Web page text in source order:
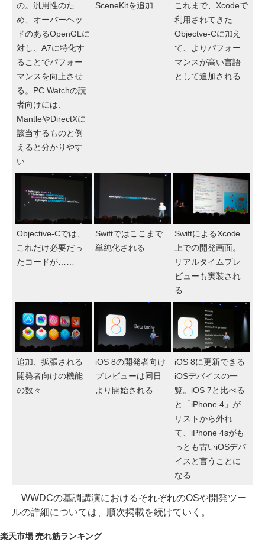
の。汎用性のた
め、オーバーヘッ
ドのあるOpenGLに
対し、A7に特化す
ることでパフォー
マンスを向上させ
る。PC Watchの読
者向けには、
MantleやDirectXに
該当するものと例
えると分かりやす
い
SceneKitを追加
これまで、Xcodeで
利用されてきた
Objectve-Cに加え
て、よりパフォー
マンスが高い言語
として追加される
Objective-Cでは、
これだけ必要だっ
たコードが……
Swiftではここまで
単純化される
SwiftによるXcode
上での開発画面。
リアルタイムプレ
ビューも実装され
る
追加、拡張される
開発者向けの機能
の数々
iOS 8の開発者向け
プレビューは同日
より開始される
iOS 8に更新できる
iOSデバイスの一
覧。iOS 7と比べる
と「iPhone 4」が
リストから外れ
て、iPhone 4sがも
っとも古いiOSデバ
イスと言うことに
なる
WWDCの基調講演におけるそれぞれのOSや開発ツー
ルの詳細については、順次掲載を続けていく。
楽天市場 売れ筋ランキング